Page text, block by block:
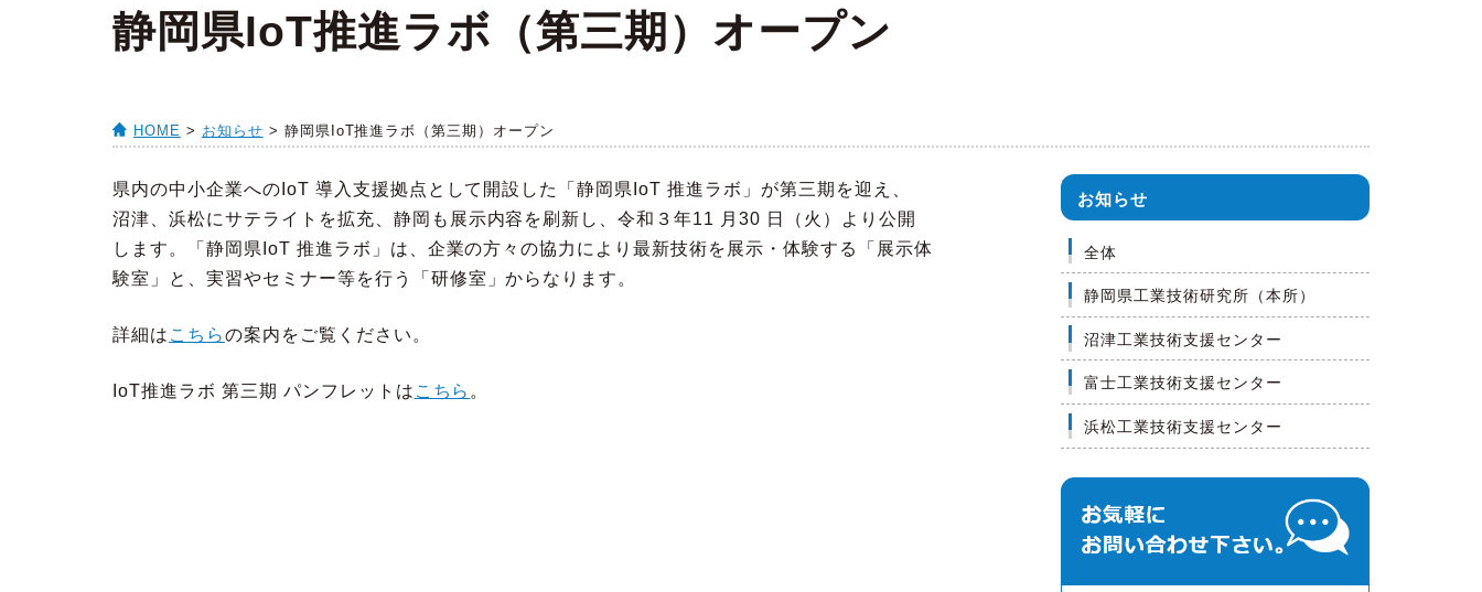
静岡県IoT推進ラボ（第三期）オープン
HOME > お知らせ > 静岡県IoT推進ラボ（第三期）オープン
県内の中小企業へのIoT 導入支援拠点として開設した「静岡県IoT 推進ラボ」が第三期を迎え、
沼津、浜松にサテライトを拡充、静岡も展示内容を刷新し、令和３年11 月30 日（火）より公開
します。「静岡県IoT 推進ラボ」は、企業の方々の協力により最新技術を展示・体験する「展示体
験室」と、実習やセミナー等を行う「研修室」からなります。
詳細は こちらの案内をご覧ください。
IoT推進ラボ 第三期 パンフレットは こちら 。
お知らせ
全体
静岡県工業技術研究所（本所）
沼津工業技術支援センター
富士工業技術支援センター
浜松工業技術支援センター